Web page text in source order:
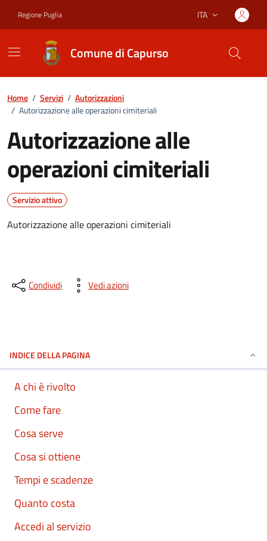
Regione Puglia Lingua attiva:
ITA
Comune di Capurso
Home / Servizi / Autorizzazioni
/ Autorizzazione alle operazioni cimiteriali
Autorizzazione alle
operazioni cimiteriali
Servizio attivo
Autorizzazione alle operazioni cimiteriali
Condividi Vedi azioni
INDICE DELLA PAGINA
A chi è rivolto
Come fare
Cosa serve
Cosa si ottiene
Tempi e scadenze
Quanto costa
Accedi al servizio